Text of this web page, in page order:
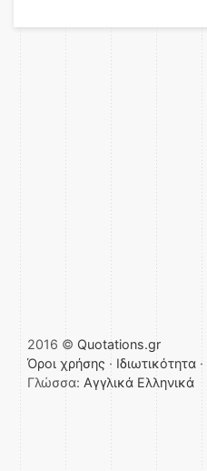
2016 © Quotations.gr
Όροι χρήσης · Ιδιωτικότητα ·
Γλώσσα: Αγγλικά Ελληνικά